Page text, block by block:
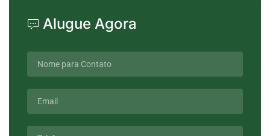
Alugue Agora